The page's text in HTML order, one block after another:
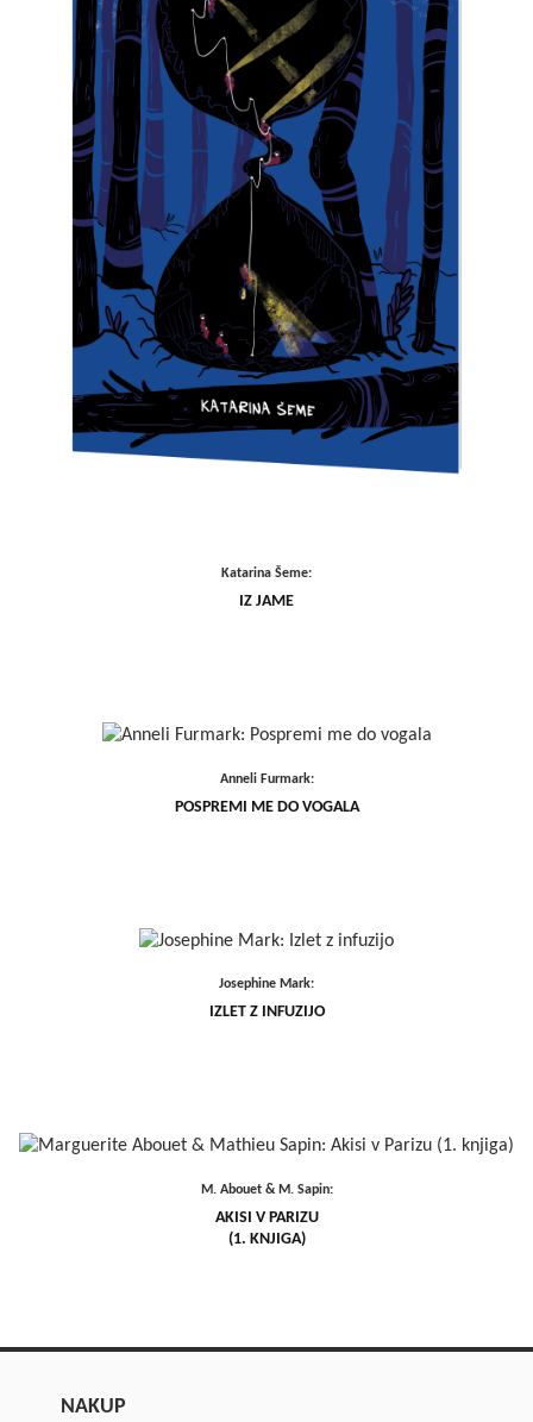
Katarina Šeme:
IZ JAME
Anneli Furmark:
POSPREMI ME DO VOGALA
Josephine Mark:
IZLET Z INFUZIJO
M. Abouet & M. Sapin:
AKISI V PARIZU
(1. KNJIGA)
NAKUP